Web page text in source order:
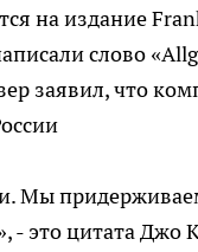
на издание
слово
заявил, что
Мы
- это цитата